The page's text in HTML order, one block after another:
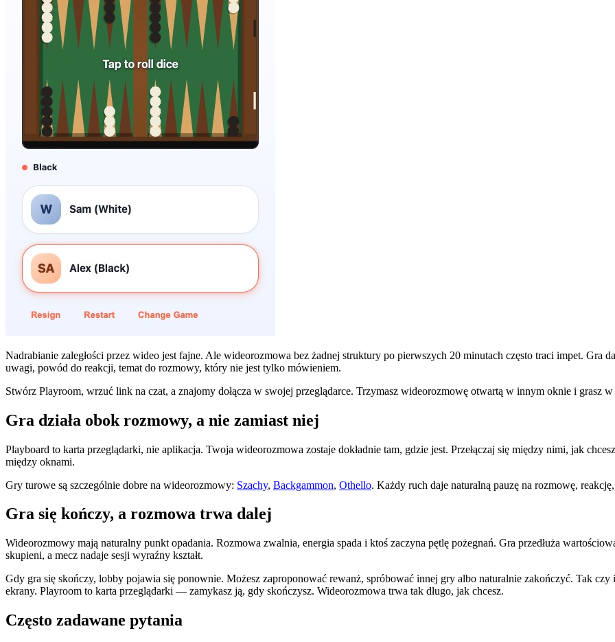
Nadrabianie zaległości przez wideo jest fajne. Ale wideorozmowa bez żadnej struktury po pierwszych 20 minutach często traci impet.
uwagi, powód do reakcji, temat do rozmowy, który nie jest tylko mówieniem.
Stwórz Playroom, wrzuć link na czat, a znajomy dołącza w swojej przeglądarce. Trzymasz wideorozmowę otwartą w innym oknie i grasz
Gra działa obok rozmowy, a nie zamiast niej
Playboard to karta przeglądarki, nie aplikacja. Twoja wideorozmowa zostaje dokładnie tam, gdzie jest. Przełączaj się między nimi, jak
między oknami.
Gry turowe są szczególnie dobre na wideorozmowy: Szachy, Backgammon, Othello. Każdy ruch daje naturalną pauzę na rozmowę,
Gra się kończy, a rozmowa trwa dalej
Wideorozmowy mają naturalny punkt opadania. Rozmowa zwalnia, energia spada i ktoś zaczyna pętlę pożegnań. Gra przedłuża
skupieni, a mecz nadaje sesji wyraźny kształt.
Gdy gra się skończy, lobby pojawia się ponownie. Możesz zaproponować rewanż, spróbować innej gry albo naturalnie zakończyć. Tak
ekrany. Playroom to karta przeglądarki — zamykasz ją, gdy skończysz. Wideorozmowa trwa tak długo, jak chcesz.
Często zadawane pytania